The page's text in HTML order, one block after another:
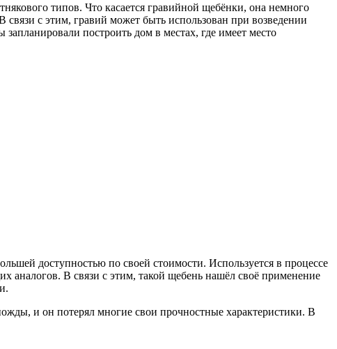
типов. Что касается гравийной щебёнки, она немного
с этим, гравий может быть использован при возведении
построить дом в местах, где имеет место
доступностью по своей стоимости. Используется в процессе
аналогов. В связи с этим, такой щебень нашёл своё применение
и он потерял многие свои прочностные характеристики. В